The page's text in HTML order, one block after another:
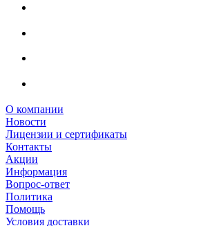
О компании
Новости
Лицензии и сертификаты
Контакты
Акции
Информация
Вопрос-ответ
Политика
Помощь
Условия доставки